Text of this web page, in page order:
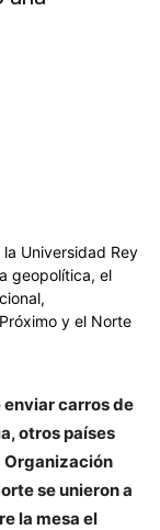
Universidad Rey
geopolítica, el
y el Norte
enviar carros de
otros países
Organización
se unieron a
la mesa el